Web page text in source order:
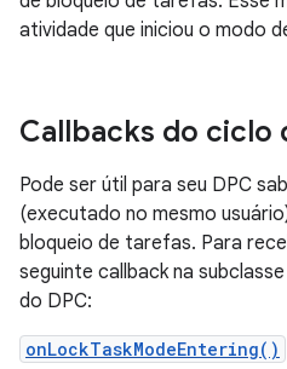
atividade que iniciou o modo
Callbacks do ciclo
Pode ser útil para seu DPC
(executado no mesmo
bloqueio de tarefas. Para
seguinte callback na subclasse
do DPC:
onLockTaskModeEntering()